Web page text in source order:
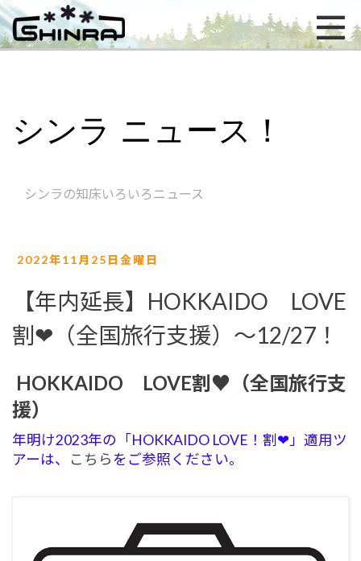
シンラ ニュース！
シンラの知床いろいろニュース
2022年11月25日金曜日
【年内延長】HOKKAIDO LOVE
割❤（全国旅行支援）～12/27！
HOKKAIDO LOVE割♥ （全国旅行支
援）
年明け2023年の「HOKKAIDO LOVE！割❤」適用ツ
アーは、
こちら をご参照ください。